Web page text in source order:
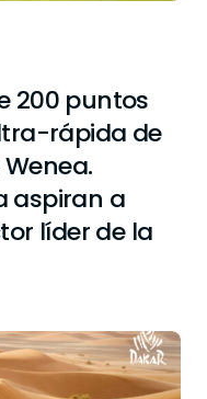
200 puntos
rápida de
aspiran a
líder de la